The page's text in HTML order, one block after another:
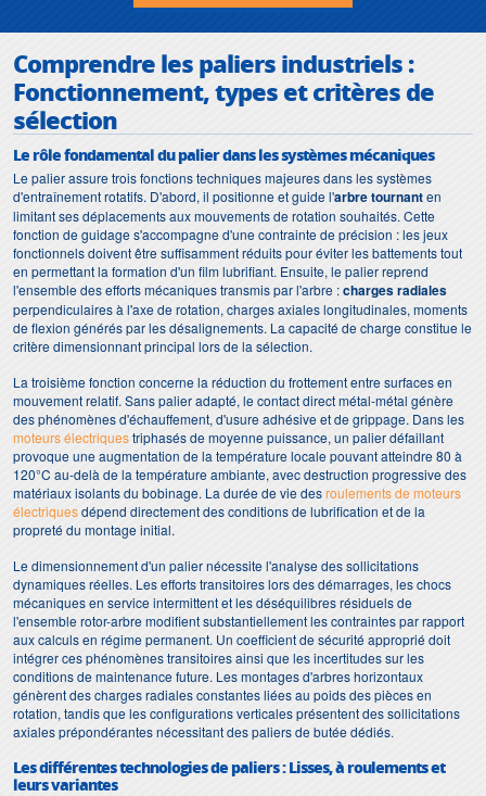
Comprendre les paliers industriels :
Fonctionnement, types et critères de
sélection
Le rôle fondamental du palier dans les systèmes mécaniques
Le palier assure trois fonctions techniques majeures dans les systèmes
d'entraînement rotatifs. D'abord, il positionne et guide l'arbre tournanten
limitant ses déplacements aux mouvements de rotation souhaités. Cette
fonction de guidage s'accompagne d'une contrainte de précision : les jeux
fonctionnels doivent être suffisamment réduits pour éviter les battements tout
en permettant la formation d'un film lubrifiant. Ensuite, le palier reprend
l'ensemble des efforts mécaniques transmis par l'arbre :charges radiales
perpendiculaires à l'axe de rotation, charges axiales longitudinales, moments
de flexion générés par les désalignements. La capacité de charge constitue le
critère dimensionnant principal lors de la sélection.
La troisième fonction concerne la réduction du frottement entre surfaces en
mouvement relatif. Sans palier adapté, le contact direct métal-métal génère
des phénomènes d'échauffement, d'usure adhésive et de grippage. Dans les
moteurs électriquestriphasés de moyenne puissance, un palier défaillant
provoque une augmentation de la température locale pouvant atteindre 80 à
120°C au-delà de la température ambiante, avec destruction progressive des
matériaux isolants du bobinage. La durée de vie desroulements de moteurs
électriquesdépend directement des conditions de lubrification et de la
propreté du montage initial.
Le dimensionnement d'un palier nécessite l'analyse des sollicitations
dynamiques réelles. Les efforts transitoires lors des démarrages, les chocs
mécaniques en service intermittent et les déséquilibres résiduels de
l'ensemble rotor-arbre modifient substantiellement les contraintes par rapport
aux calculs en régime permanent. Un coefficient de sécurité approprié doit
intégrer ces phénomènes transitoires ainsi que les incertitudes sur les
conditions de maintenance future. Les montages d'arbres horizontaux
génèrent des charges radiales constantes liées au poids des pièces en
rotation, tandis que les configurations verticales présentent des sollicitations
axiales prépondérantes nécessitant des paliers de butée dédiés.
Les différentes technologies de paliers : Lisses, à roulements et
leurs variantes